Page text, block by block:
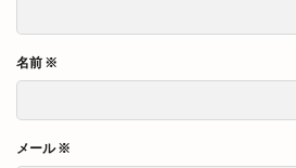
名前 ※
メール※